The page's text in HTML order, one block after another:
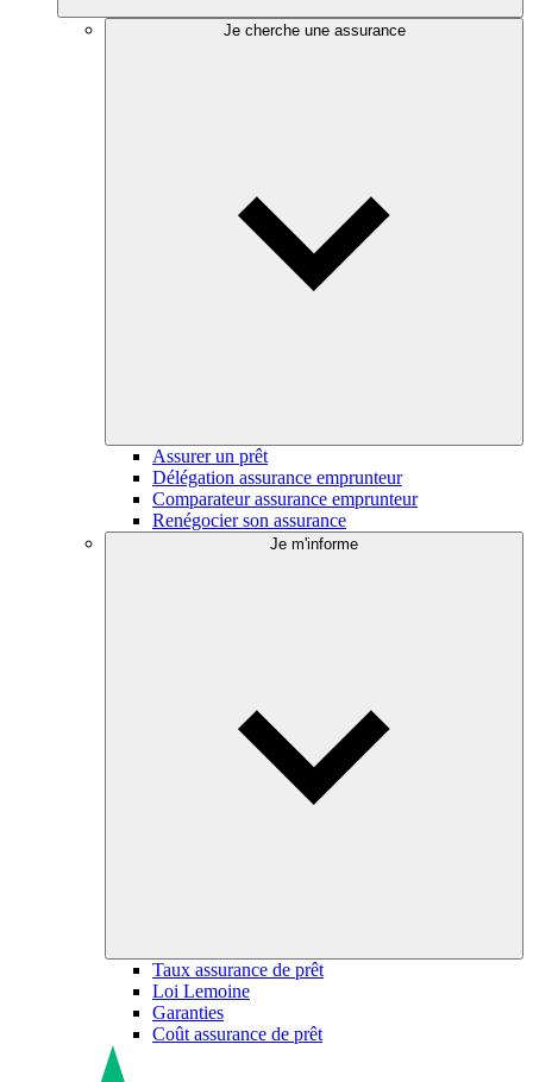
Je cherche une assurance
Assurer un prêt
Délégation assurance emprunteur
Comparateur assurance emprunteur
Renégocier son assurance
Je m'informe
Taux assurance de prêt
Loi Lemoine
Garanties
Coût assurance de prêt